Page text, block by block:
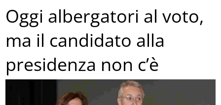
Oggi albergatori al voto,
ma il candidato alla
presidenza non c’è